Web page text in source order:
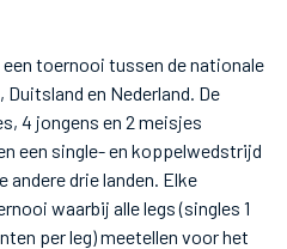
een toernooi tussen de nationale
en Nederland. De
4 jongens en 2 meisjes
een single- en koppelwedstrijd
andere drie landen. Elke
waarbij alle legs (singles 1
per leg) meetellen voor het